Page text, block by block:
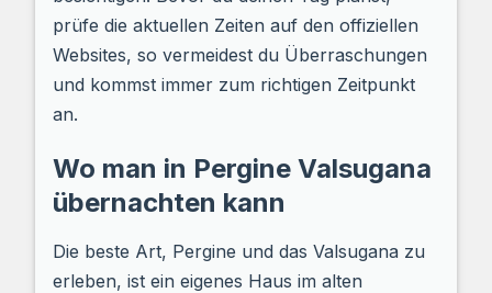
prüfe die aktuellen Zeiten auf den offiziellen
Websites, so vermeidest du Überraschungen
und kommst immer zum richtigen Zeitpunkt
an.
Wo man in Pergine Valsugana
übernachten kann
Die beste Art, Pergine und das Valsugana zu
erleben, ist ein eigenes Haus im alten